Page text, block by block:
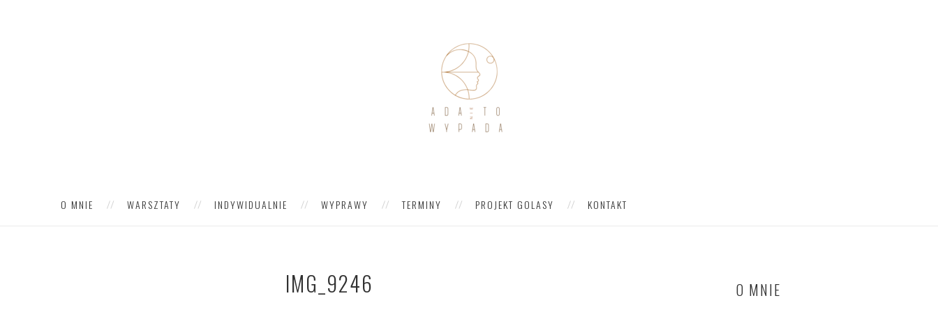
O MNIE WARSZTATY INDYWIDUALNIE WYPRAWY TERMINY PROJEKT GOLASY KONTAKT
IMG_9246 O MNIE